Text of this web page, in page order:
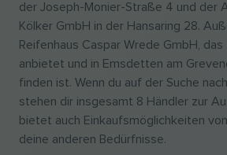
der Joseph-Monier-Straße 4 und der
Kölker GmbH in der Hansaring 28.
Reifenhaus Caspar Wrede GmbH,
anbietet und in Emsdetten am
finden ist. Wenn du auf der Suche
stehen dir insgesamt 8 Händler zur
bietet auch Einkaufsmöglichkeiten
deine anderen Bedürfnisse.